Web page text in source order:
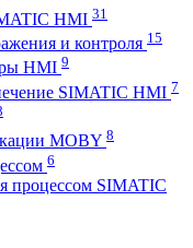
HMI 31
и контроля 15
HMI 9
SIMATIC HMI 7
MOBY 8
6
процессом SIMATIC